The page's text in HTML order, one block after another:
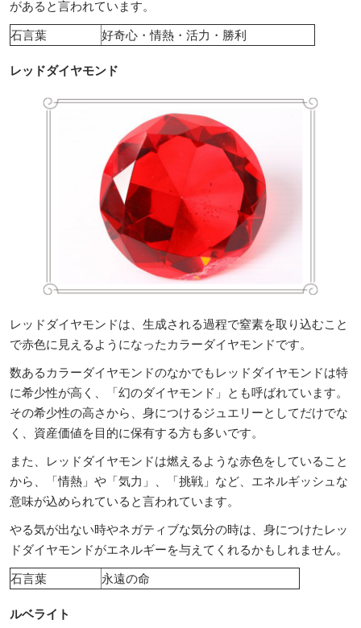
があると言われています。
石言葉
好奇心・情熱・活力・勝利
レッドダイヤモンド
レッドダイヤモンドは、生成される過程で窒素を取り込むこと
で赤色に見えるようになったカラーダイヤモンドです。
数あるカラーダイヤモンドのなかでもレッドダイヤモンドは特
に希少性が高く、「幻のダイヤモンド」とも呼ばれています。
その希少性の高さから、身につけるジュエリーとしてだけでな
く、資産価値を目的に保有する方も多いです。
また、レッドダイヤモンドは燃えるような赤色をしていること
から、「情熱」や「気力」、「挑戦」など、エネルギッシュな
意味が込められていると言われています。
やる気が出ない時やネガティブな気分の時は、身につけたレッ
ドダイヤモンドがエネルギーを与えてくれるかもしれません。
石言葉
永遠の命
ルベライト